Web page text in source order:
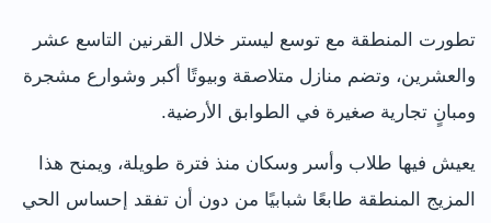
تطورت المنطقة مع توسع ليستر خلال القرنين التاسع عشر
والعشرين، وتضم منازل متلاصقة وبيوتًا أكبر وشوارع مشجرة
ومبانٍ تجارية صغيرة في الطوابق الأرضية.
يعيش فيها طلاب وأسر وسكان منذ فترة طويلة، ويمنح هذا
المزيج المنطقة طابعًا شبابيًا من دون أن تفقد إحساس الحي